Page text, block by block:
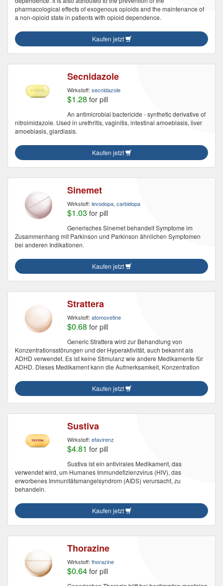
pharmacological effects of exogenous opioids and the maintenance of
a non-opioid state in patients with opioid dependence.
Kaufen jetzt
Secnidazole
Wirkstoff: secnidazole
$1.28 for pill
An antimicrobial bactericide - synthetic derivative of
nitroimidazole. Used in urethritis, vaginitis, intestinal amoebiasis, liver
amoebiasis, giardiasis.
Kaufen jetzt
Sinemet
Wirkstoff: levodopa, carbidopa
$1.03 for pill
Generisches Sinemet behandelt Symptome im
Zusammenhang mit Parkinson und Parkinson ähnlichen Symptomen
bei anderen Indikationen.
Kaufen jetzt
Strattera
Wirkstoff: atomoxetine
$0.68 for pill
Generic Strattera wird zur Behandlung von
Konzentrationsstörungen und der Hyperaktivität, auch bekannt als
ADHD verwendet. Es ist keine Stimulanz wie andere Medikamente für
ADHD. Dieses Medikament kann die Aufmerksamkeit, Konzentration
Kaufen jetzt
Sustiva
Wirkstoff: efavirenz
$4.81 for pill
Sustiva ist ein antivirales Medikament, das
verwendet wird, um Humanes Immundefizienzvirus (HIV), das
erworbenes Immunitätsmangelsyndrom (AIDS) verursacht, zu
behandeln.
Kaufen jetzt
Thorazine
Wirkstoff: thorazine
$0.64 for pill